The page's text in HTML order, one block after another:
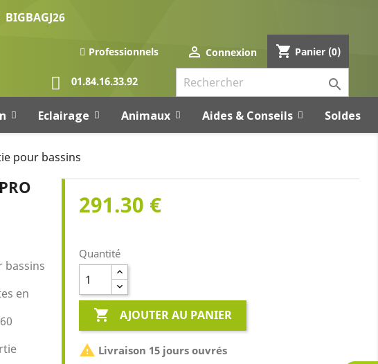
BIGBAGJ26
Professionnels  Connexion shopping_cart Panier (0)
01.84.16.33.92 
Eclairage Animaux Aides & Conseils Soldes
pour bassins
bassins
en
291.30 €
Quantité
 AJOUTER AU PANIER
 Livraison 15 jours ouvrés